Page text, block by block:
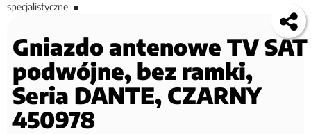
specjalistyczne
Gniazdo antenowe TV SAT
podwójne, bez ramki,
Seria DANTE, CZARNY
450978